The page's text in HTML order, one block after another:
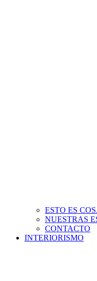
ESTO ES
NUESTRAS
CONTACTO
INTERIORISMO